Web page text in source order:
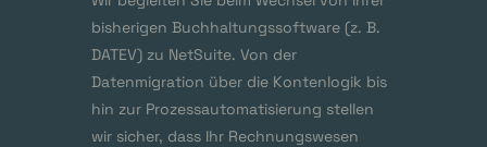
bisherigen Buchhaltungssoftware (z. B.
DATEV) zu NetSuite. Von der
Datenmigration über die Kontenlogik bis
hin zur Prozessautomatisierung stellen
wir sicher, dass Ihr Rechnungswesen